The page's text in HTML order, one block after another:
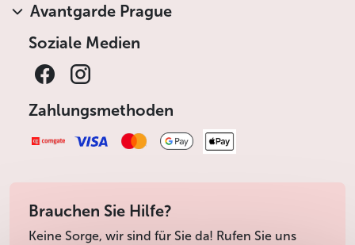
Avantgarde Prague
Soziale Medien
Zahlungsmethoden
Brauchen Sie Hilfe?
Keine Sorge, wir sind für Sie da! Rufen Sie uns